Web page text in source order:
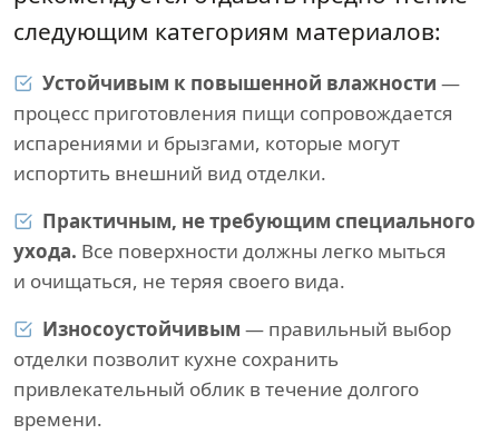
следующим категориям материалов:
Устойчивым к повышенной влажности —
процесс приготовления пищи сопровождается
испарениями и брызгами, которые могут
испортить внешний вид отделки.
Практичным, не требующим специального
ухода. Все поверхности должны легко мыться
и очищаться, не теряя своего вида.
Износоустойчивым — правильный выбор
отделки позволит кухне сохранить
привлекательный облик в течение долгого
времени.